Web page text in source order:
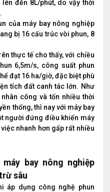
đến 8L/phút, do vậy thời
của máy bay nông nghiệp
bị 16 cấu trúc vòi phun, 8
thực tế cho thấy, với chiều
6,5m/s, công suất phun
đạt 16 ha/giờ, đặc biệt phù
tích đất canh tác lớn. Như
công và tốn nhiều thời
thống, thì nay với máy bay
người đứng điều khiển máy
nhanh hơn gấp rất nhiều
bay nông nghiệp
sâu
áp dụng công nghệ phun